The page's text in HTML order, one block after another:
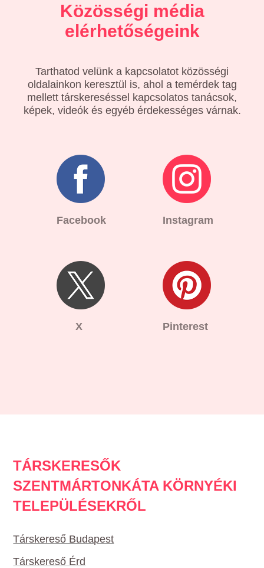
Közösségi média
elérhetőségeink
Tarthatod velünk a kapcsolatot közösségi
oldalainkon keresztül is, ahol a temérdek tag
mellett társkereséssel kapcsolatos tanácsok,
képek, videók és egyéb érdekességes várnak.
Facebook Instagram
X Pinterest
TÁRSKERESŐK
SZENTMÁRTONKÁTA KÖRNYÉKI
TELEPÜLÉSEKRŐL
Társkereső Budapest
Társkereső Érd